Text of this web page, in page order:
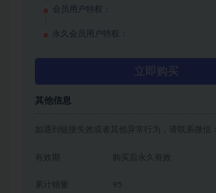
会员用户特权：
永久会员用户特权：
立即购买
其他信息
如遇到链接失效或者其他异常行为，请联系微信：
有效期 购买后永久有效
累计销量 95